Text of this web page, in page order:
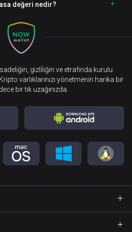
değeri nedir?
sadeliğin, gizliliğin ve etrafında kurulu
varlıklarınızı yönetmenin harika bir
bir tık uzağınızda.